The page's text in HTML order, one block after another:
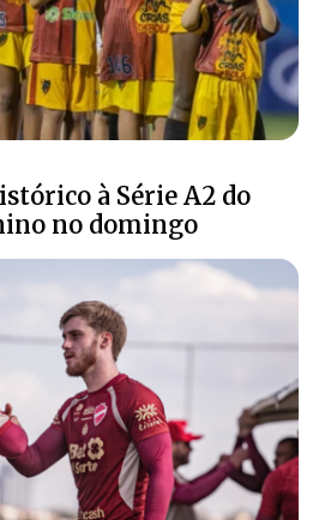
à Série A2 do
no domingo